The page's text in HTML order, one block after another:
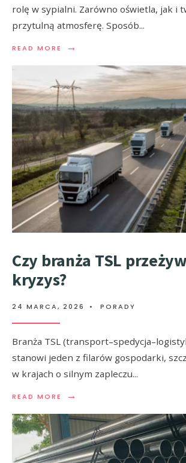
rolę w sypialni. Zarówno oświetla, jak i
przytulną atmosferę. Sposób...
READ MORE →
Czy branża TSL
kryzys?
24 MARCA, 2026 • PORADY
Branża TSL
stanowi jeden z filarów gospodarki,
w krajach o silnym zapleczu...
READ MORE →